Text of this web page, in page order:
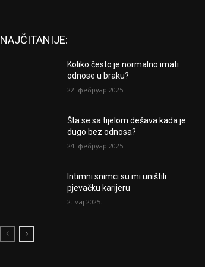
NAJČITANIJE:
Koliko često je normalno imati
odnose u braku?
22. фебруар 2025.
Šta se sa tijelom dešava kada je
dugo bez odnosa?
24. фебруар 2025.
Intimni snimci su mi uništili
pjevačku karijeru
2. мај 2025.